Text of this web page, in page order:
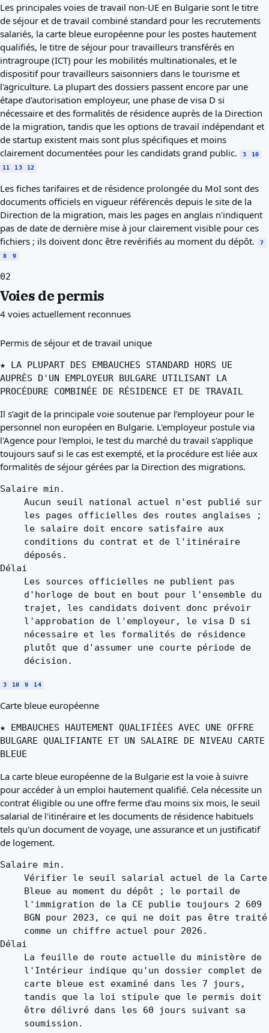
Les principales voies de travail non-UE en Bulgarie sont le titre
de séjour et de travail combiné standard pour les recrutements
salariés, la carte bleue européenne pour les postes hautement
qualifiés, le titre de séjour pour travailleurs transférés en
intragroupe (ICT) pour les mobilités multinationales, et le
dispositif pour travailleurs saisonniers dans le tourisme et
l'agriculture. La plupart des dossiers passent encore par une
étape d'autorisation employeur, une phase de visa D si
nécessaire et des formalités de résidence auprès de la Direction
de la migration, tandis que les options de travail indépendant et
de startup existent mais sont plus spécifiques et moins
clairement documentées pour les candidats grand public.
3
10
11
13 12
Les fiches tarifaires et de résidence prolongée du MoI sont des
documents officiels en vigueur référencés depuis le site de la
Direction de la migration, mais les pages en anglais n'indiquent
pas de date de dernière mise à jour clairement visible pour ces
fichiers ; ils doivent donc être revérifiés au moment du dépôt.
7
8
9
02
Voies de permis
4 voies actuellement reconnues
Permis de séjour et de travail unique
★ LA PLUPART DES EMBAUCHES STANDARD HORS UE
AUPRÈS D'UN EMPLOYEUR BULGARE UTILISANT LA
PROCÉDURE COMBINÉE DE RÉSIDENCE ET DE TRAVAIL
Il s’agit de la principale voie soutenue par l’employeur pour le
personnel non européen en Bulgarie. L'employeur postule via
l'Agence pour l'emploi, le test du marché du travail s'applique
toujours sauf si le cas est exempté, et la procédure est liée aux
formalités de séjour gérées par la Direction des migrations.
Salaire min.
Aucun seuil national actuel n'est publié sur
les pages officielles des routes anglaises ;
le salaire doit encore satisfaire aux
conditions du contrat et de l'itinéraire
déposés.
Délai
Les sources officielles ne publient pas
d'horloge de bout en bout pour l'ensemble du
trajet, les candidats doivent donc prévoir
l'approbation de l'employeur, le visa D si
nécessaire et les formalités de résidence
plutôt que d'assumer une courte période de
décision.
3 10 9 14
Carte bleue européenne
★ EMBAUCHES HAUTEMENT QUALIFIÉES AVEC UNE OFFRE
BULGARE QUALIFIANTE ET UN SALAIRE DE NIVEAU CARTE
BLEUE
La carte bleue européenne de la Bulgarie est la voie à suivre
pour accéder à un emploi hautement qualifié. Cela nécessite un
contrat éligible ou une offre ferme d'au moins six mois, le seuil
salarial de l'itinéraire et les documents de résidence habituels
tels qu'un document de voyage, une assurance et un justificatif
de logement.
Salaire min.
Vérifier le seuil salarial actuel de la Carte
Bleue au moment du dépôt ; le portail de
l'immigration de la CE publie toujours 2 609
BGN pour 2023, ce qui ne doit pas être traité
comme un chiffre actuel pour 2026.
Délai
La feuille de route actuelle du ministère de
l'Intérieur indique qu'un dossier complet de
carte bleue est examiné dans les 7 jours,
tandis que la loi stipule que le permis doit
être délivré dans les 60 jours suivant sa
soumission.